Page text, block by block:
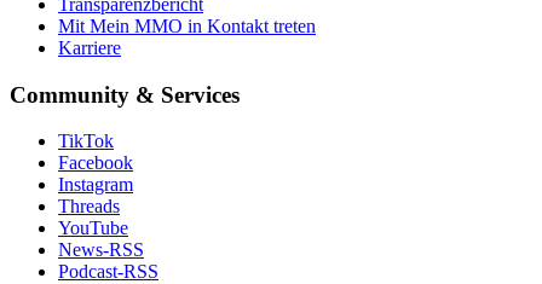
Transparenzbericht
Mit Mein MMO in Kontakt treten
Karriere
Community & Services
TikTok
Facebook
Instagram
Threads
YouTube
News-RSS
Podcast-RSS